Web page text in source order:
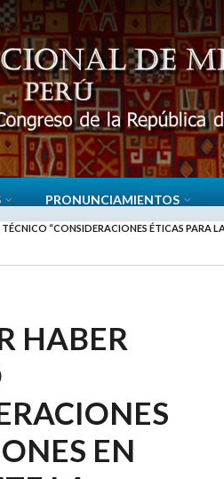
PRONUNCIAMIENTOS
“CONSIDERACIONES ÉTICAS PARA
HABER
EN